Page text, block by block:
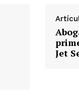
Jet